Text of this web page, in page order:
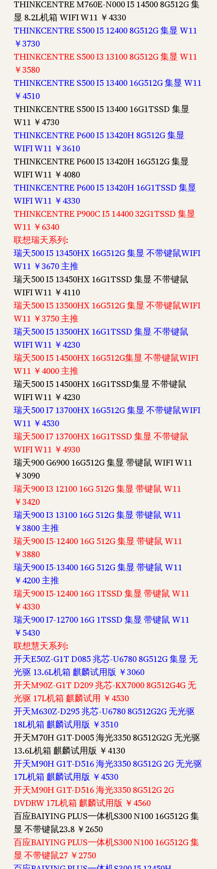
THINKCENTRE M760E-N000 I5 14500 8G512G 集
显 8.2L机箱 WIFI W11 ￥4330
THINKCENTRE S500 I5 12400 8G512G 集显 W11
￥3730
THINKCENTRE S500 I3 13100 8G512G 集显 W11
￥3580
THINKCENTRE S500 I5 13400 16G512G 集显 W11
￥4510
THINKCENTRE S500 I5 13400 16G1TSSD 集显
W11 ￥4730
THINKCENTRE P600 I5 13420H 8G512G 集显
WIFI W11 ￥3610
THINKCENTRE P600 I5 13420H 16G512G 集显
WIFI W11 ￥4080
THINKCENTRE P600 I5 13420H 16G1TSSD 集显
WIFI W11 ￥4330
THINKCENTRE P900C I5 14400 32G1TSSD 集显
W11 ￥6340
联想瑞天系列:
瑞天500 I5 13450HX 16G512G 集显 不带键鼠WIFI
W11 ￥3670 主推
瑞天500 I5 13450HX 16G1TSSD 集显 不带键鼠
WIFI W11 ￥4110
瑞天500 I5 13500HX 16G512G 集显 不带键鼠WIFI
W11 ￥3750 主推
瑞天500 I5 13500HX 16G1TSSD 集显 不带键鼠
WIFI W11 ￥4230
瑞天500 I5 14500HX 16G512G集显 不带键鼠WIFI
W11 ￥4000 主推
瑞天500 I5 14500HX 16G1TSSD集显 不带键鼠
WIFI W11 ￥4230
瑞天500 I7 13700HX 16G512G 集显 不带键鼠WIFI
W11 ￥4530
瑞天500 I7 13700HX 16G1TSSD 集显 不带键鼠
WIFI W11 ￥4930
瑞天900 G6900 16G512G 集显 带键鼠 WIFI W11
￥3090
瑞天900 I3 12100 16G 512G 集显 带键鼠 W11
￥3420
瑞天900 I3 13100 16G 512G 集显 带键鼠 W11
￥3800 主推
瑞天900 I5-12400 16G 512G 集显 带键鼠 W11
￥3880
瑞天900 I5-13400 16G 512G 集显 带键鼠 W11
￥4200 主推
瑞天900 I5-12400 16G 1TSSD 集显 带键鼠 W11
￥4330
瑞天900 I7-12700 16G 1TSSD 集显 带键鼠 W11
￥5430
联想慧天系列:
开天E50Z-G1T D085 兆芯-U6780 8G512G 集显 无
光驱 13.6L机箱 麒麟试用版 ￥3060
开天M90Z-G1T D209 兆芯-KX7000 8G512G4G 无
光驱 17L机箱 麒麟试用 ￥4530
开天M630Z-D295 兆芯-U6780 8G512G2G 无光驱
18L机箱 麒麟试用版 ￥3510
开天M70H G1T-D005 海光3350 8G512G2G 无光驱
13.6L机箱 麒麟试用版 ￥4130
开天M90H G1T-D516 海光3350 8G512G 2G 无光驱
17L机箱 麒麟试用版 ￥4530
开天M90H G1T-D516 海光3350 8G512G 2G
DVDRW 17L机箱 麒麟试用版 ￥4560
百应BAIYING PLUS一体机S300 N100 16G512G 集
显 不带键鼠23.8 ￥2650
百应BAIYING PLUS一体机S300 N100 16G512G 集
显 不带键鼠27 ￥2750